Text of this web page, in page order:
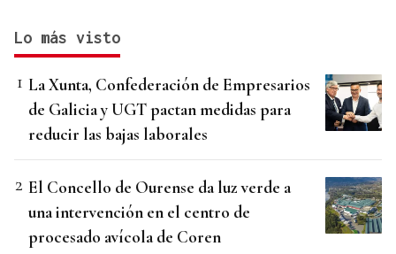
Lo más visto
La Xunta, Confederación de Empresarios
de Galicia y UGT pactan medidas para
reducir las bajas laborales
El Concello de Ourense da luz verde a
una intervención en el centro de
procesado avícola de Coren